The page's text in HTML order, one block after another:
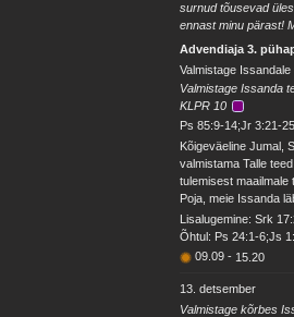
surnud tõusevad
ennast minu pärast!
Advendiaja 3.
Valmistage Issandale
Valmistage Issanda
KLPR 10
Ps 85:9-14;Jr 3:21-
Kõigeväeline Jumal,
valmistama Talle
tulemisest maailmale
Poja, meie Issanda
Lisalugemine: Srk
Õhtul: Ps 24:1-6;Js
09.09- 15.20
13. detsember
Valmistage kõrbes